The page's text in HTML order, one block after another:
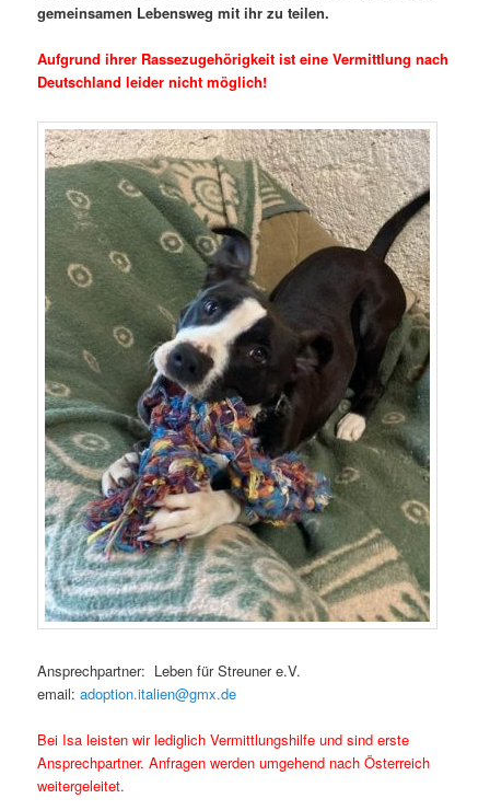
gemeinsamen Lebensweg mit ihr zu teilen.
Aufgrund ihrer Rassezugehörigkeit ist eine Vermittlung nach
Deutschland leider nicht möglich!
Ansprechpartner: Leben für Streuner e.V.
email:adoption.italien@gmx.de
Bei Isa leisten wir lediglich Vermittlungshilfe und sind erste
Ansprechpartner. Anfragen werden umgehend nach Österreich
weitergeleitet.